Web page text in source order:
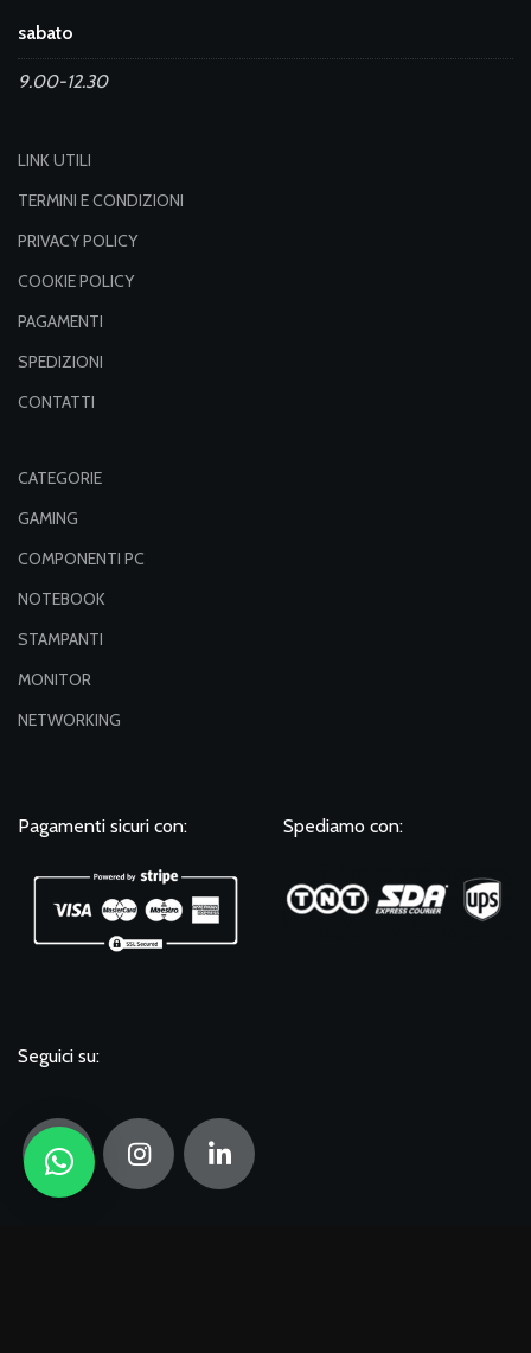
sabato
9.00-12.30
LINK UTILI
TERMINI E CONDIZIONI
PRIVACY POLICY
COOKIE POLICY
PAGAMENTI
SPEDIZIONI
CONTATTI
CATEGORIE
GAMING
COMPONENTI PC
NOTEBOOK
STAMPANTI
MONITOR
NETWORKING
Pagamenti sicuri con: Spediamo con:
Seguici su:
Microsoft